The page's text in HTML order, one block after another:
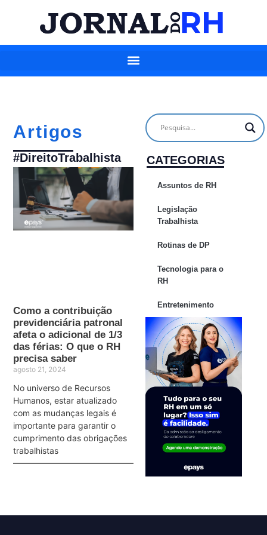
Artigos
#DireitoTrabalhista
Como a contribuição
previdenciária patronal
afeta o adicional de 1/3
das férias: O que o RH
precisa saber
agosto 21, 2024
No universo de Recursos
Humanos, estar atualizado
com as mudanças legais é
importante para garantir o
cumprimento das obrigações
trabalhistas
CATEGORIAS
Assuntos de RH
Legislação
Trabalhista
Rotinas de DP
Tecnologia para o
RH
Entretenimento